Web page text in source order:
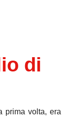
di
prima volta, era